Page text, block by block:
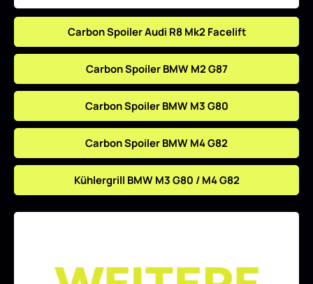
Carbon Spoiler Audi R8 Mk2 Facelift
Carbon Spoiler BMW M2 G87
Carbon Spoiler BMW M3 G80
Carbon Spoiler BMW M4 G82
Kühlergrill BMW M3 G80 / M4 G82